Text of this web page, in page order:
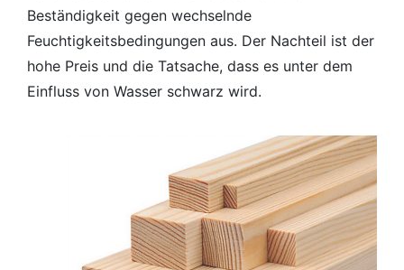
Beständigkeit gegen wechselnde
Feuchtigkeitsbedingungen aus. Der Nachteil ist der
hohe Preis und die Tatsache, dass es unter dem
Einfluss von Wasser schwarz wird.